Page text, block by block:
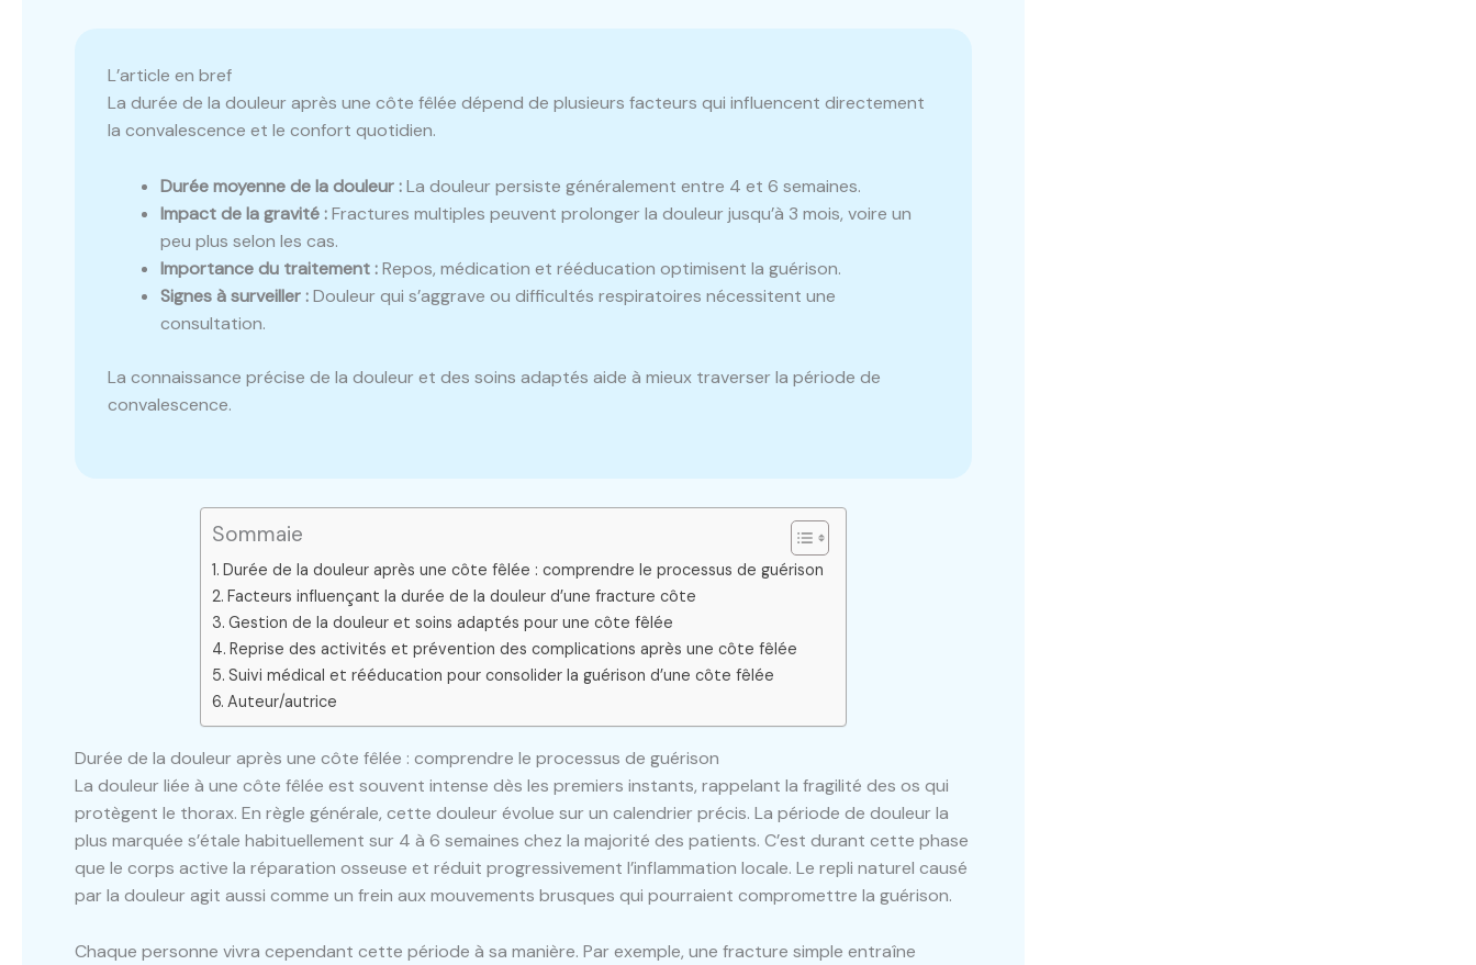
L’article en bref
La durée de la douleur après une côte fêlée dépend de plusieurs facteurs qui influencent directement
la convalescence et le confort quotidien.
Durée moyenne de la douleur :La douleur persiste généralement entre 4 et 6 semaines.
Impact de la gravité :Fractures multiples peuvent prolonger la douleur jusqu’à 3 mois, voire un
peu plus selon les cas.
Importance du traitement :Repos, médication et rééducation optimisent la guérison.
Signes à surveiller :Douleur qui s’aggrave ou difficultés respiratoires nécessitent une
consultation.
La connaissance précise de la douleur et des soins adaptés aide à mieux traverser la période de
convalescence.
Sommaie
Durée de la douleur après une côte fêlée : comprendre le processus de guérison
Facteurs influençant la durée de la douleur d’une fracture côte
Gestion de la douleur et soins adaptés pour une côte fêlée
Reprise des activités et prévention des complications après une côte fêlée
Suivi médical et rééducation pour consolider la guérison d’une côte fêlée
Auteur/autrice
Durée de la douleur après une côte fêlée : comprendre le processus de guérison
La douleur liée à une côte fêlée est souvent intense dès les premiers instants, rappelant la fragilité des os qui
protègent le thorax. En règle générale, cette douleur évolue sur un calendrier précis. La période de douleur la
plus marquée s’étale habituellement sur 4 à 6 semaines chez la majorité des patients. C’est durant cette phase
que le corps active la réparation osseuse et réduit progressivement l’inflammation locale. Le repli naturel causé
par la douleur agit aussi comme un frein aux mouvements brusques qui pourraient compromettre la guérison.
Chaque personne vivra cependant cette période à sa manière. Par exemple, une fracture simple entraîne